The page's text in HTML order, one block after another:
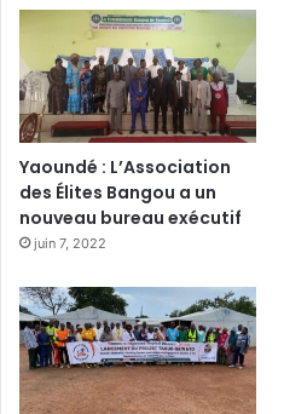
Yaoundé : L’Association
des Élites Bangou a un
nouveau bureau exécutif
juin 7, 2022